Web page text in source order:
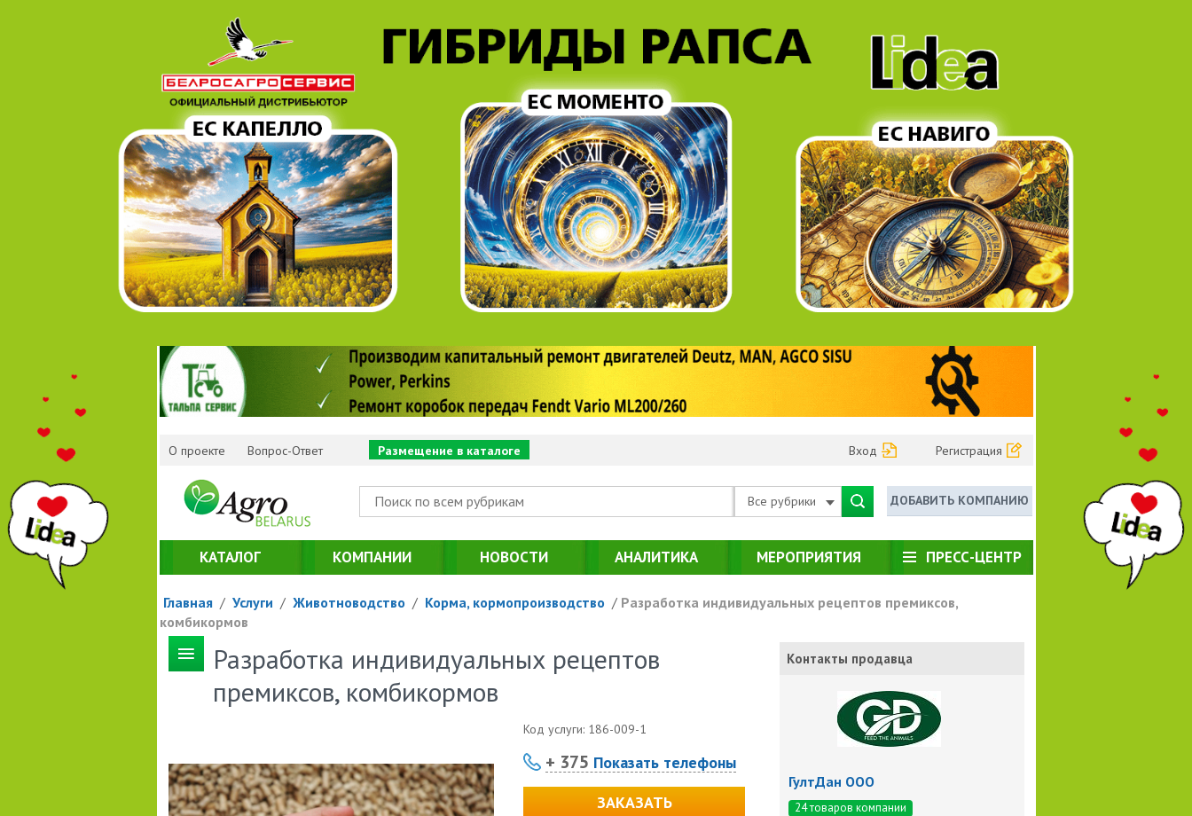
О проекте Вопрос-Ответ Размещение в каталоге Вход Регистрация
Все рубрики ДОБАВИТЬ КОМПАНИЮ
КАТАЛОГ КОМПАНИИ НОВОСТИ АНАЛИТИКА МЕРОПРИЯТИЯ ПРЕСС-ЦЕНТР
Главная / Услуги / Животноводство / Корма, кормопроизводство / Разработка индивидуальных рецептов премиксов,
комбикормов
Разработка индивидуальных рецептов
премиксов, комбикормов
Код услуги: 186-009-1
+ 375 Показать телефоны
ЗАКАЗАТЬ
Контакты продавца
ГултДан ООО
24 товаров компании